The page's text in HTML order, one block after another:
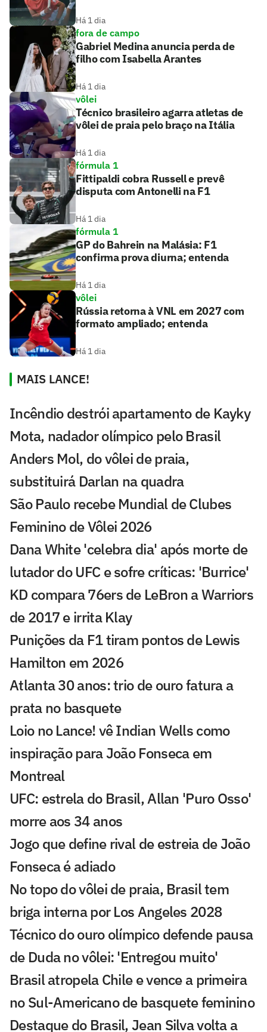
Há 1 dia
fora de campo
Gabriel Medina anuncia perda de
filho com Isabella Arantes
Há 1 dia
vôlei
Técnico brasileiro agarra atletas de
vôlei de praia pelo braço na Itália
Há 1 dia
fórmula 1
Fittipaldi cobra Russell e prevê
disputa com Antonelli na F1
Há 1 dia
fórmula 1
GP do Bahrein na Malásia: F1
confirma prova diurna; entenda
Há 1 dia
vôlei
Rússia retorna à VNL em 2027 com
formato ampliado; entenda
Há 1 dia
MAIS LANCE!
Incêndio destrói apartamento de Kayky
Mota, nadador olímpico pelo Brasil
Anders Mol, do vôlei de praia,
substituirá Darlan na quadra
São Paulo recebe Mundial de Clubes
Feminino de Vôlei 2026
Dana White 'celebra dia' após morte de
lutador do UFC e sofre críticas: 'Burrice'
KD compara 76ers de LeBron a Warriors
de 2017 e irrita Klay
Punições da F1 tiram pontos de Lewis
Hamilton em 2026
Atlanta 30 anos: trio de ouro fatura a
prata no basquete
Loio no Lance! vê Indian Wells como
inspiração para João Fonseca em
Montreal
UFC: estrela do Brasil, Allan 'Puro Osso'
morre aos 34 anos
Jogo que define rival de estreia de João
Fonseca é adiado
No topo do vôlei de praia, Brasil tem
briga interna por Los Angeles 2028
Técnico do ouro olímpico defende pausa
de Duda no vôlei: 'Entregou muito'
Brasil atropela Chile e vence a primeira
no Sul-Americano de basquete feminino
Destaque do Brasil, Jean Silva volta a